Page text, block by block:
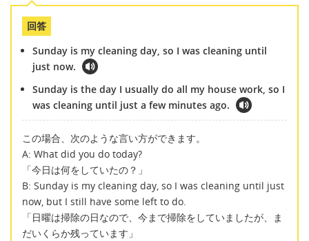
回答
Sunday is my cleaning day, so I was cleaning until
just now.
Sunday is the day I usually do all my house work, so I
was cleaning until just a few minutes ago.
この場合、次のような言い方ができます。
A: What did you do today?
「今日は何をしていたの？」
B: Sunday is my cleaning day, so I was cleaning until just
now, but I still have some left to do.
「日曜は掃除の日なので、今まで掃除をしていましたが、ま
だいくらか残っています」